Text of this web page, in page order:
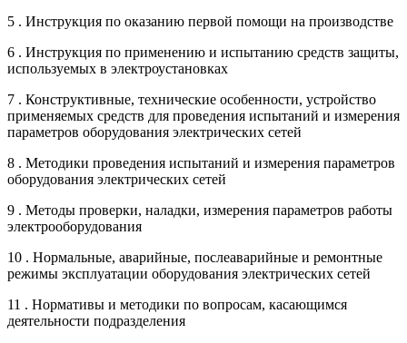
5 . Инструкция по оказанию первой помощи на производстве
6 . Инструкция по применению и испытанию средств защиты,
используемых в электроустановках
7 . Конструктивные, технические особенности, устройство
применяемых средств для проведения испытаний и измерения
параметров оборудования электрических сетей
8 . Методики проведения испытаний и измерения параметров
оборудования электрических сетей
9 . Методы проверки, наладки, измерения параметров работы
электрооборудования
10 . Нормальные, аварийные, послеаварийные и ремонтные
режимы эксплуатации оборудования электрических сетей
11 . Нормативы и методики по вопросам, касающимся
деятельности подразделения